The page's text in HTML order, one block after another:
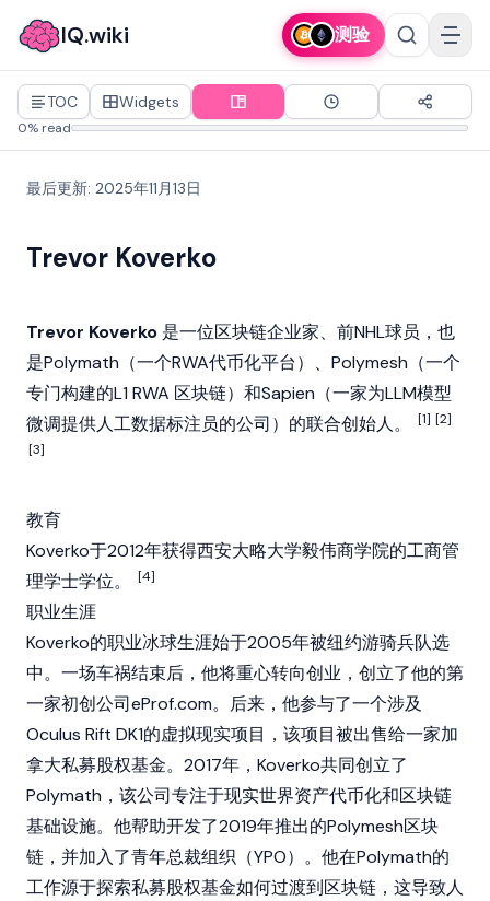
IQ.wiki 测验
TOC Widgets
0% read
最后更新: 2025年11月13日
Trevor Koverko
Trevor Koverko 是一位区块链企业家、前NHL球员，也
是Polymath （一个RWA代币化平台）、 Polymesh （一个
专门构建的L1 RWA 区块链）和Sapien （一家为LLM模型
微调提供人工数据标注员的公司）的联合创始人。
[1] [2]
[3]
教育
Koverko于2012年获得西安大略大学毅伟商学院的工商管
理学士学位。
[4]
职业生涯
Koverko的职业冰球生涯始于2005年被纽约游骑兵队选
中。一场车祸结束后，他将重心转向创业，创立了他的第
一家初创公司eProf.com。后来，他参与了一个涉及
Oculus Rift DK1的虚拟现实项目，该项目被出售给一家加
拿大私募股权基金。2017年，Koverko共同创立了
Polymath ，该公司专注于现实世界资产代币化和区块链
基础设施。他帮助开发了2019年推出的Polymesh区块
链 ，并加入了青年总裁组织（YPO）。他在Polymath的
工作源于探索私募股权基金如何过渡到区块链，这导致人